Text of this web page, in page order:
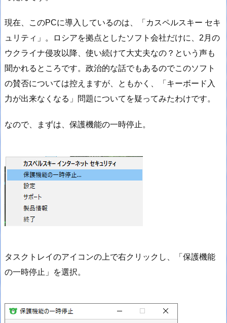
現在、このPCに導入しているのは、「カスペルスキー セキ
ュリティ」。ロシアを拠点としたソフト会社だけに、2月の
ウクライナ侵攻以降、使い続けて大丈夫なの？という声も
聞かれるところです。政治的な話でもあるのでこのソフト
の賛否については控えますが、ともかく、「キーボード入
力が出来なくなる」問題についてを疑ってみたわけです。
なので、まずは、保護機能の一時停止。
タスクトレイのアイコンの上で右クリックし、「保護機能
の一時停止」を選択。